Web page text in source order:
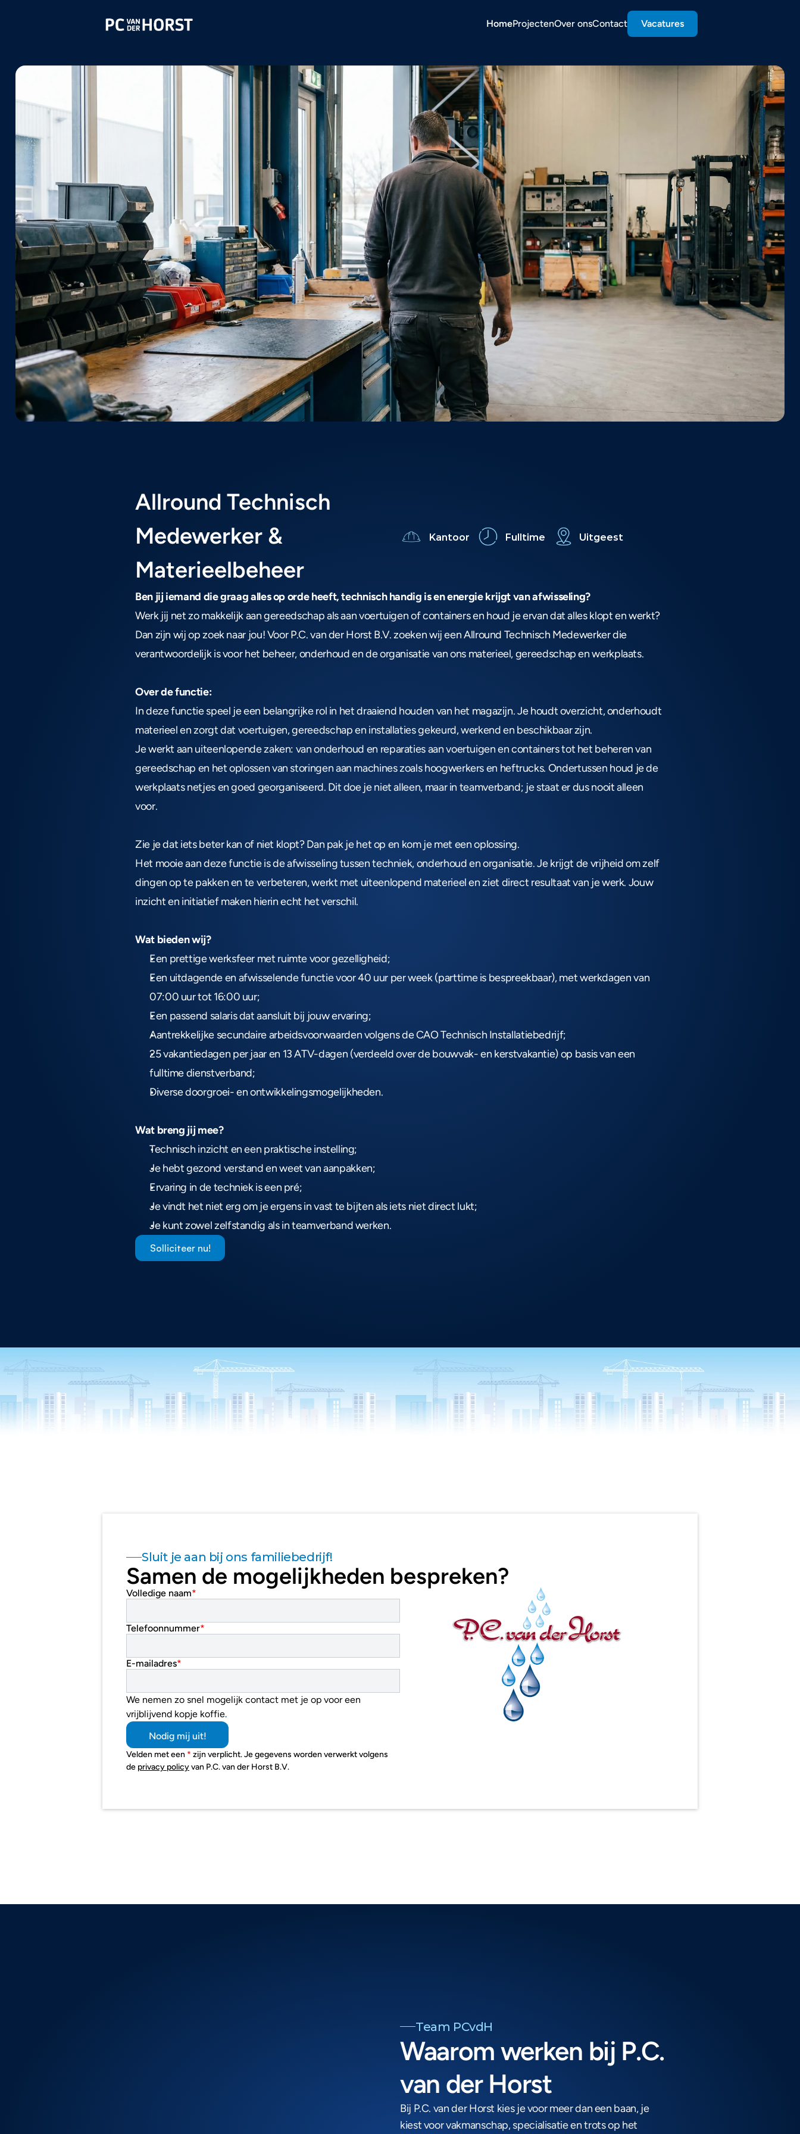
HomeProjectenOver onsContact Vacatures
Allround Technisch
Medewerker &
Materieelbeheer
Wij zoeken een Allround Technisch Medewerker die zorgt dat gereedschap en de werkplaats
altijd in topconditie zijn. In deze rol combineer je onderhoud, organisatie en probleemoplossing,
waarbij jouw initiatief en inzicht direct bijdragen aan een soepel draaiend bedrijf.
Allround Technisch
Medewerker &
Materieelbeheer
Kantoor Fulltime Uitgeest
Ben jij iemand die graag alles op orde heeft, technisch handig is en energie krijgt van afwisseling?
Werk jij net zo makkelijk aan gereedschap als aan voertuigen of containers en houd je ervan dat alles klopt en werkt?
Dan zijn wij op zoek naar jou! Voor P.C. van der Horst B.V. zoeken wij een Allround Technisch Medewerker die
verantwoordelijk is voor het beheer, onderhoud en de organisatie van ons materieel, gereedschap en werkplaats.
Over de functie:
In deze functie speel je een belangrijke rol in het draaiend houden van het magazijn. Je houdt overzicht, onderhoudt
materieel en zorgt dat voertuigen, gereedschap en installaties gekeurd, werkend en beschikbaar zijn.
Je werkt aan uiteenlopende zaken: van onderhoud en reparaties aan voertuigen en containers tot het beheren van
gereedschap en het oplossen van storingen aan machines zoals hoogwerkers en heftrucks. Ondertussen houd je de
werkplaats netjes en goed georganiseerd. Dit doe je niet alleen, maar in teamverband; je staat er dus nooit alleen
voor.
Zie je dat iets beter kan of niet klopt? Dan pak je het op en kom je met een oplossing.
Het mooie aan deze functie is de afwisseling tussen techniek, onderhoud en organisatie. Je krijgt de vrijheid om zelf
dingen op te pakken en te verbeteren, werkt met uiteenlopend materieel en ziet direct resultaat van je werk. Jouw
inzicht en initiatief maken hierin echt het verschil.
Wat bieden wij?
Een prettige werksfeer met ruimte voor gezelligheid;
Een uitdagende en afwisselende functie voor 40 uur per week (parttime is bespreekbaar), met werkdagen van
07:00 uur tot 16:00 uur;
Een passend salaris dat aansluit bij jouw ervaring;
Aantrekkelijke secundaire arbeidsvoorwaarden volgens de CAO Technisch Installatiebedrijf;
25 vakantiedagen per jaar en 13 ATV-dagen (verdeeld over de bouwvak- en kerstvakantie) op basis van een
fulltime dienstverband;
Diverse doorgroei- en ontwikkelingsmogelijkheden.
Wat breng jij mee?
Technisch inzicht en een praktische instelling;
Je hebt gezond verstand en weet van aanpakken;
Ervaring in de techniek is een pré;
Je vindt het niet erg om je ergens in vast te bijten als iets niet direct lukt;
Je kunt zowel zelfstandig als in teamverband werken.
Solliciteer nu!
Sluit je aan bij ons familiebedrijf!
Samen de mogelijkheden bespreken?
Volledige naam*
Telefoonnummer*
E-mailadres*
We nemen zo snel mogelijk contact met je op voor een
vrijblijvend kopje koffie.
Nodig mij uit!
Velden met een * zijn verplicht. Je gegevens worden verwerkt volgens
de privacy policy van P.C. van der Horst B.V.
Team PCvdH
Waarom werken bij P.C.
van der Horst
Bij P.C. van der Horst kies je voor meer dan een baan, je
kiest voor vakmanschap, specialisatie en trots op het